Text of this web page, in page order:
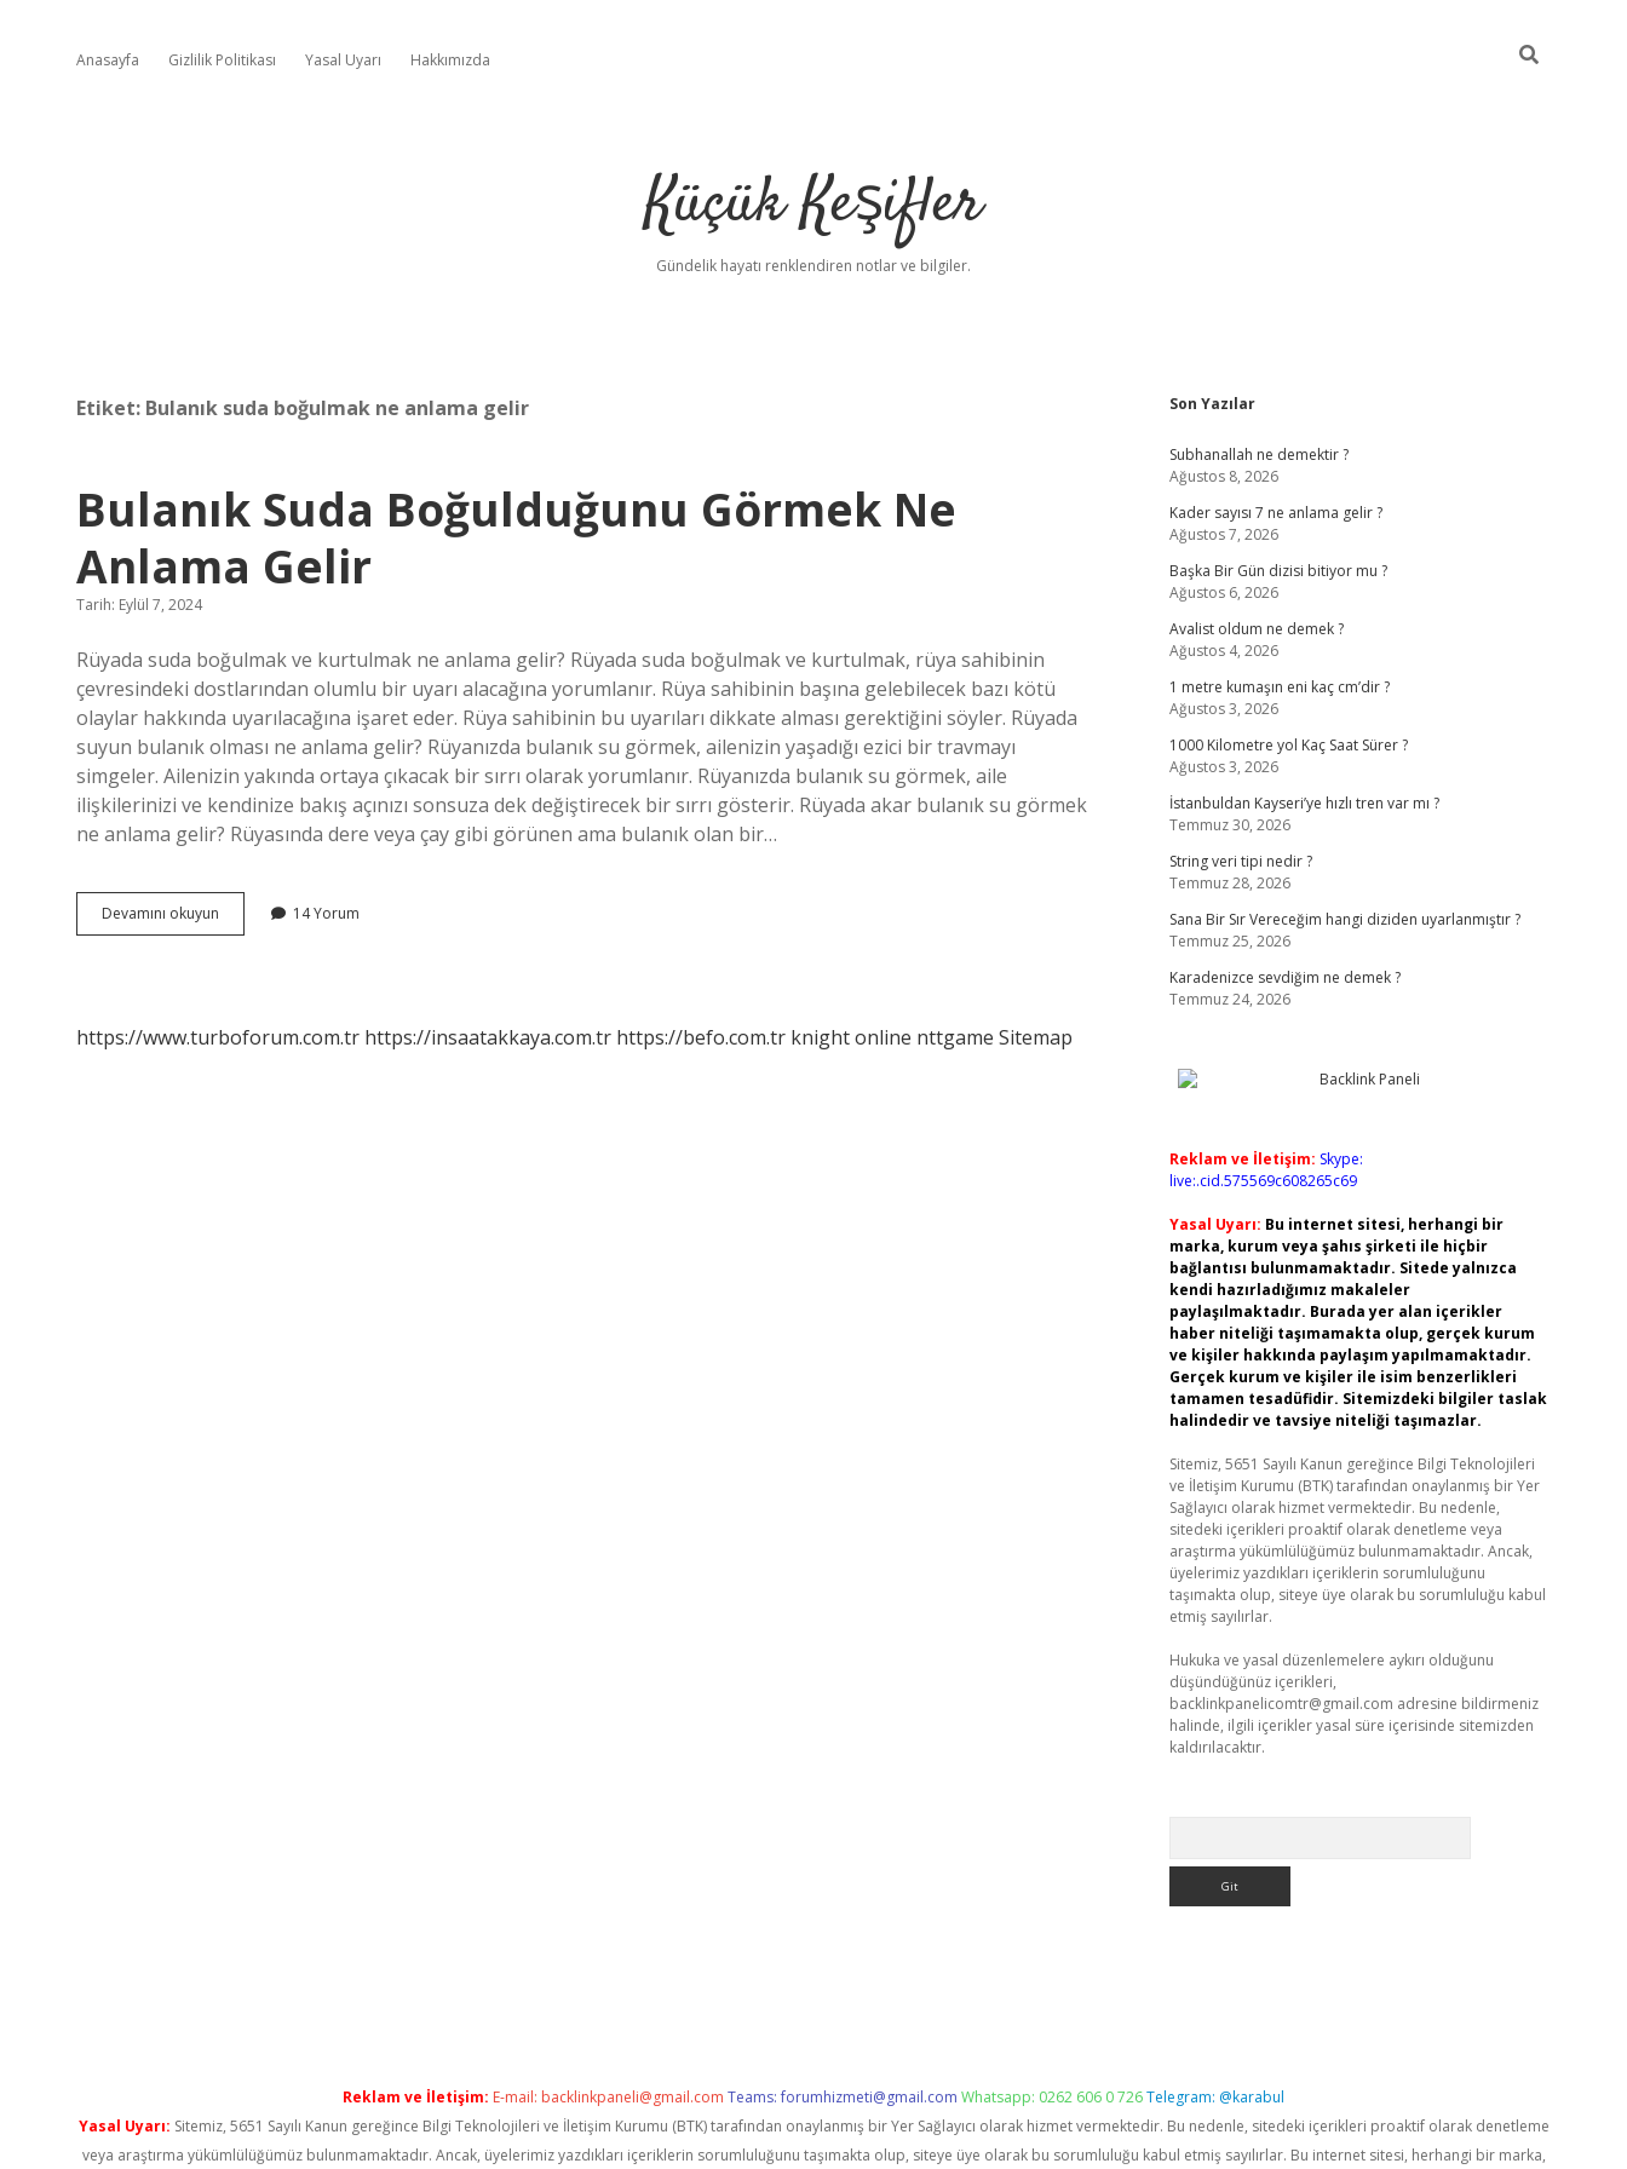
Anasayfa Gizlilik Politikası Yasal Uyarı Hakkımızda
Küçük Keşifler
Gündelik hayatı renklendiren notlar ve bilgiler.
Etiket: Bulanık suda boğulmak ne anlama gelir
Bulanık Suda Boğulduğunu Görmek Ne
Anlama Gelir
Tarih: Eylül 7, 2024
Rüyada suda boğulmak ve kurtulmak ne anlama gelir? Rüyada suda boğulmak ve kurtulmak, rüya sahibinin
çevresindeki dostlarından olumlu bir uyarı alacağına yorumlanır. Rüya sahibinin başına gelebilecek bazı kötü
olaylar hakkında uyarılacağına işaret eder. Rüya sahibinin bu uyarıları dikkate alması gerektiğini söyler. Rüyada
suyun bulanık olması ne anlama gelir? Rüyanızda bulanık su görmek, ailenizin yaşadığı ezici bir travmayı
simgeler. Ailenizin yakında ortaya çıkacak bir sırrı olarak yorumlanır. Rüyanızda bulanık su görmek, aile
ilişkilerinizi ve kendinize bakış açınızı sonsuza dek değiştirecek bir sırrı gösterir. Rüyada akar bulanık su görmek
ne anlama gelir? Rüyasında dere veya çay gibi görünen ama bulanık olan bir…
Devamını okuyun
Suda
Gelir
14 Yorum
https://www.turboforum.com.tr https://insaatakkaya.com.tr https://befo.com.tr knight online nttgame Sitemap
Sidebar
Son Yazılar
Subhanallah ne demektir ?
Ağustos 8, 2026
Kader sayısı 7 ne anlama gelir ?
Ağustos 7, 2026
Başka Bir Gün dizisi bitiyor mu ?
Ağustos 6, 2026
Avalist oldum ne demek ?
Ağustos 4, 2026
1 metre kumaşın eni kaç cm’dir ?
Ağustos 3, 2026
1000 Kilometre yol Kaç Saat Sürer ?
Ağustos 3, 2026
İstanbuldan Kayseri’ye hızlı tren var mı ?
Temmuz 30, 2026
String veri tipi nedir ?
Temmuz 28, 2026
Sana Bir Sır Vereceğim hangi diziden uyarlanmıştır ?
Temmuz 25, 2026
Karadenizce sevdiğim ne demek ?
Temmuz 24, 2026
Reklam ve İletişim: Skype:
live:.cid.575569c608265c69
Yasal Uyarı: Bu internet sitesi, herhangi bir
marka, kurum veya şahıs şirketi ile hiçbir
bağlantısı bulunmamaktadır. Sitede yalnızca
kendi hazırladığımız makaleler
paylaşılmaktadır. Burada yer alan içerikler
haber niteliği taşımamakta olup, gerçek kurum
ve kişiler hakkında paylaşım yapılmamaktadır.
Gerçek kurum ve kişiler ile isim benzerlikleri
tamamen tesadüfidir. Sitemizdeki bilgiler taslak
halindedir ve tavsiye niteliği taşımazlar.
Sitemiz, 5651 Sayılı Kanun gereğince Bilgi Teknolojileri
ve İletişim Kurumu (BTK) tarafından onaylanmış bir Yer
Sağlayıcı olarak hizmet vermektedir. Bu nedenle,
sitedeki içerikleri proaktif olarak denetleme veya
araştırma yükümlülüğümüz bulunmamaktadır. Ancak,
üyelerimiz yazdıkları içeriklerin sorumluluğunu
taşımakta olup, siteye üye olarak bu sorumluluğu kabul
etmiş sayılırlar.
Hukuka ve yasal düzenlemelere aykırı olduğunu
düşündüğünüz içerikleri,
backlinkpanelicomtr@gmail.com adresine bildirmeniz
halinde, ilgili içerikler yasal süre içerisinde sitemizden
kaldırılacaktır.
Reklam ve İletişim: E-mail: backlinkpaneli@gmail.com Teams:forumhizmeti@gmail.com Whatsapp: 0262 606 0 726Telegram: @karabul
Yasal Uyarı: Sitemiz, 5651 Sayılı Kanun gereğince Bilgi Teknolojileri ve İletişim Kurumu (BTK) tarafından onaylanmış bir Yer Sağlayıcı olarak hizmet vermektedir. Bu nedenle, sitedeki içerikleri proaktif olarak denetleme
veya araştırma yükümlülüğümüz bulunmamaktadır. Ancak, üyelerimiz yazdıkları içeriklerin sorumluluğunu taşımakta olup, siteye üye olarak bu sorumluluğu kabul etmiş sayılırlar. Bu internet sitesi, herhangi bir marka,